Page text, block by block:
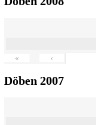
« ‹
Döben 2007